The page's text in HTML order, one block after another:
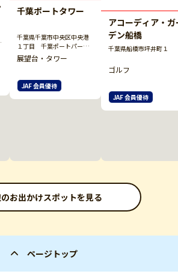
千葉ポートタワー
千葉県千葉市中央区中央港
１丁目 千葉ポートパーク
内
展望台・タワー
JAF 会員優待
アコーディア・ガ
デン船橋
千葉県船橋市坪井町１
ゴルフ
JAF 会員優待
お出かけスポットを見る
ページトップ